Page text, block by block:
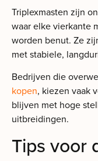
Triplexmasten zijn
waar elke vierkante
worden benut. Ze
met stabiele,
Bedrijven die
kopen, kiezen vaak
blijven met hoge
uitbreidingen.
Tips voor